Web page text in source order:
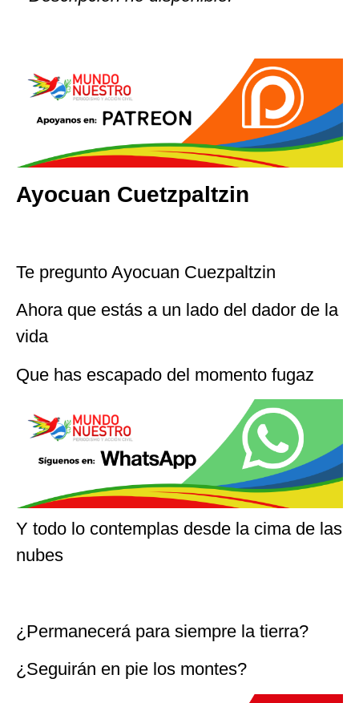
Ayocuan Cuetzpaltzin
Te pregunto Ayocuan Cuezpaltzin
Ahora que estás a un lado del dador de la
vida
Que has escapado del momento fugaz
Y todo lo contemplas desde la cima de las
nubes
¿Permanecerá para siempre la tierra?
¿Seguirán en pie los montes?